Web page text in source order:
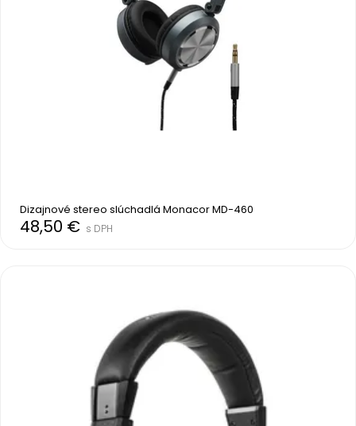
Dizajnové stereo slúchadlá Monacor MD-460
48,50 € s DPH